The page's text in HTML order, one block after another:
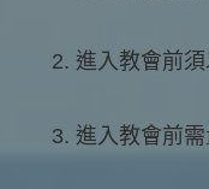
進入教會前須
進入教會前需